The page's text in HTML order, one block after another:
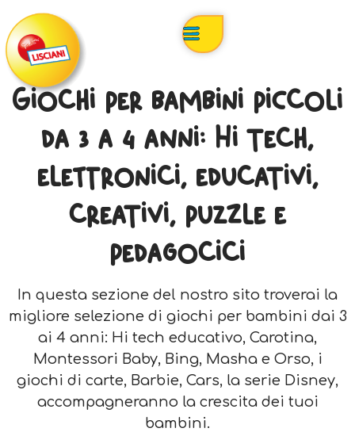
Giochi per bambini piccoli
da 3 a 4 anni: Hi tech,
elettronici, educativi,
creativi, puzzle e
pedagocici
In questa sezione del nostro sito troverai la
migliore selezione di giochi per bambini dai 3
ai 4 anni: Hi tech educativo, Carotina,
Montessori Baby, Bing, Masha e Orso, i
giochi di carte, Barbie, Cars, la serie Disney,
accompagneranno la crescita dei tuoi
bambini.